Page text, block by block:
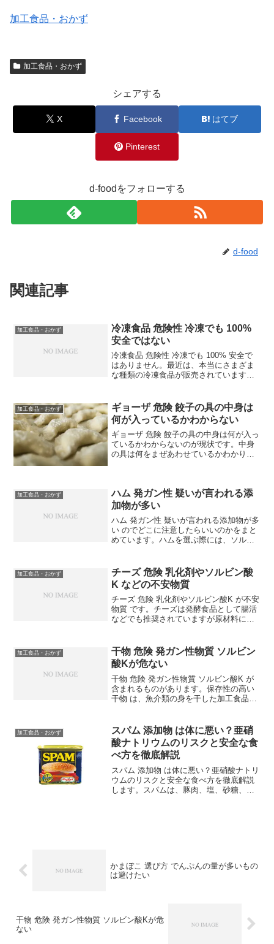
加工食品・おかず
加工食品・おかず
シェアする
X Facebook はてブ
Pinterest
d-foodをフォローする
d-food
関連記事
加工食品・おかず
冷凍食品 危険性 冷凍でも 100%
安全ではない
冷凍食品 危険性 冷凍でも 100% 安全で
はありません。最近は、本当にさまざま
な種類の冷凍食品が販売されています。
ッケ、フライといったお総菜の冷凍食品
が、とても重宝し...
加工食品・おかず
ギョーザ 危険 餃子の具の中身は
何が入っているかわからない
ギョーザ 危険 餃子の具の中身は何が入っ
ているかわからないのが現状です。中身
の具は何をまぜあわせているかわかりま
餃子を選ぶことが重要...
加工食品・おかず
ハム 発ガン性 疑いが言われる添
加物が多い
ハム 発ガン性 疑いが言われる添加物が多
い のでどこに注意したらいいのかをまと
めています。ハムを選ぶ際には、ソルビ
塩が一緒になると、発ガン物質ができる
といわれていま...
加工食品・おかず
チーズ 危険 乳化剤やソルビン酸
K などの不安物質
チーズ 危険 乳化剤やソルビン酸K が不安
物質 です。チーズは発酵食品として腸活
などでも推奨されていますが原材料には
などでは骨粗鬆症の改善にすすめている
ところも多数あり...
加工食品・おかず
干物 危険 発ガン性物質 ソルビン
酸Kが危ない
干物 危険 発ガン性物質 ソルビン酸K が
含まれるものがあります。保存性の高い
干物 は、魚介類の身を干した加工食品
まな魚を使って作られます。製法は、昔
は天日乾燥（天日...
加工食品・おかず
スパム 添加物 は体に悪い？亜硝
酸ナトリウムのリスクと安全な食
べ方を徹底解説
スパム 添加物 は体に悪い？亜硝酸ナトリ
ウムのリスクと安全な食べ方を徹底解説
します。スパムは、豚肉、塩、砂糖、ポ
かまぼこ 選び方 でんぷんの量が多いもの
は避けたい
干物 危険 発ガン性物質 ソルビン酸Kが危
ない